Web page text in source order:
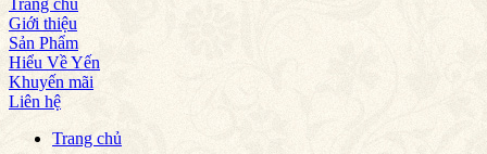
Trang chủ
Giới thiệu
Sản Phẩm
Hiểu Về Yến
Khuyến mãi
Liên hệ
Trang chủ